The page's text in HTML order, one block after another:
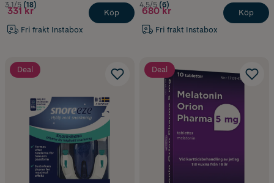
3.1/5 (18)
331 kr
Fri frakt Instabox
Köp
4.5/5 (6)
680 kr
Fri frakt Instabox
Köp
Deal Deal